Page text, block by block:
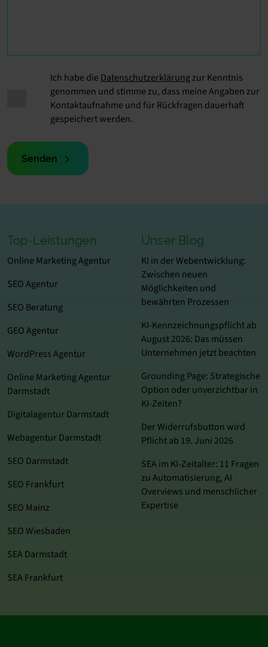
Ich habe die Datenschutzerklärungzur Kenntnis
genommen und stimme zu, dass meine Angaben zur
Kontaktaufnahme und für Rückfragen dauerhaft
gespeichert werden.
Senden
Top-Leistungen
Online Marketing Agentur
SEO Agentur
SEO Beratung
GEO Agentur
WordPress Agentur
Online Marketing Agentur
Darmstadt
Digitalagentur Darmstadt
Webagentur Darmstadt
SEO Darmstadt
SEO Frankfurt
SEO Mainz
SEO Wiesbaden
SEA Darmstadt
SEA Frankfurt
Unser Blog
KI in der Webentwicklung:
Zwischen neuen
Möglichkeiten und
bewährten Prozessen
KI-Kennzeichnungspflicht ab
August 2026: Das müssen
Unternehmen jetzt beachten
Grounding Page: Strategische
Option oder unverzichtbar in
KI-Zeiten?
Der Widerrufsbutton wird
Pflicht ab 19. Juni 2026
SEA im KI‑Zeitalter: 11 Fragen
zu Automatisierung, AI
Overviews und menschlicher
Expertise